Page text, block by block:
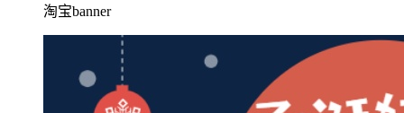
淘宝banner